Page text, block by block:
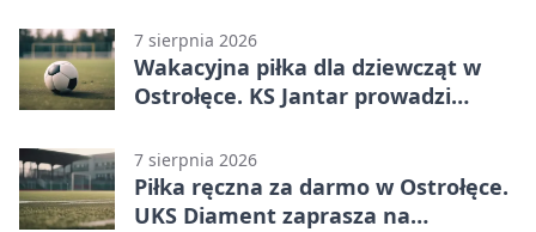
7 sierpnia 2026
Wakacyjna piłka dla dziewcząt w
Ostrołęce. KS Jantar prowadzi
7 sierpnia 2026
Piłka ręczna za darmo w Ostrołęce.
UKS Diament zaprasza na